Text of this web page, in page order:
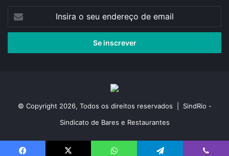
seu
de
© Copyright 2026, Todos os direitos reservados | SindRio -
Sindicato de Bares e Restaurantes